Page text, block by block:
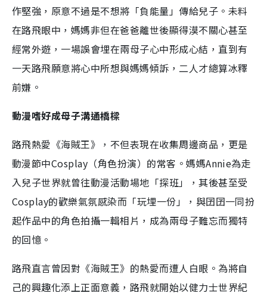
作堅強，原意不過是不想將「負能量」傳給兒子。未料
在路飛眼中，媽媽非但在爸爸離世後顯得漠不關心甚至
經常外遊，一場誤會埋在兩母子心中形成心結，直到有
一天路飛願意將心中所想與媽媽傾訴，二人才總算冰釋
前嫌。
動漫嗜好成母子溝通橋樑
路飛熱愛《海賊王》，不但表現在收集周邊商品，更是
動漫節中Cosplay（角色扮演）的常客。媽媽Annie為走
入兒子世界就曾往動漫活動場地「探班」，其後甚至受
Cosplay的歡樂氣氛感染而「玩埋一份」，與囝囝一同扮
起作品中的角色拍攝一輯相片，成為兩母子難忘而獨特
的回憶。
路飛直言曾因對《海賊王》的熱愛而遭人白眼。為將自
己的興趣化添上正面意義，路飛就開始以健力士世界紀